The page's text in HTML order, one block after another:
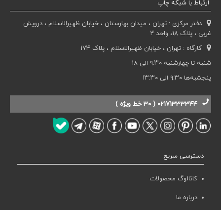
دفتر مرکزی : تهران ، میدان بهارستان ، خیابان ظهیرالاسلام ، درویش
غربی ، پلاک 18، واحد 4
کارگاه : تهران ، خیابان ظهیرالاسلام ، پلاک 174
شنبه تا چهارشنبه ۹:۳۰ الی ۱۸
پنجشبه‌ها ۹:۳۰ الی ۱۳:۳۰
02171333344 ( 30 خط ویژه )
دسترسی سریع
کاتالوگ محصولات
درباره ما